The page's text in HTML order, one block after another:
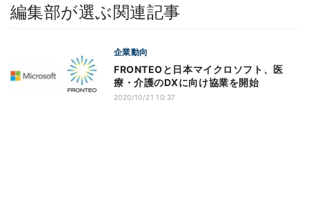
編集部が選ぶ関連記事
企業動向
FRONTEOと日本マイクロソフト、医
療・介護のDXに向け協業を開始
2020/10/21 10:37